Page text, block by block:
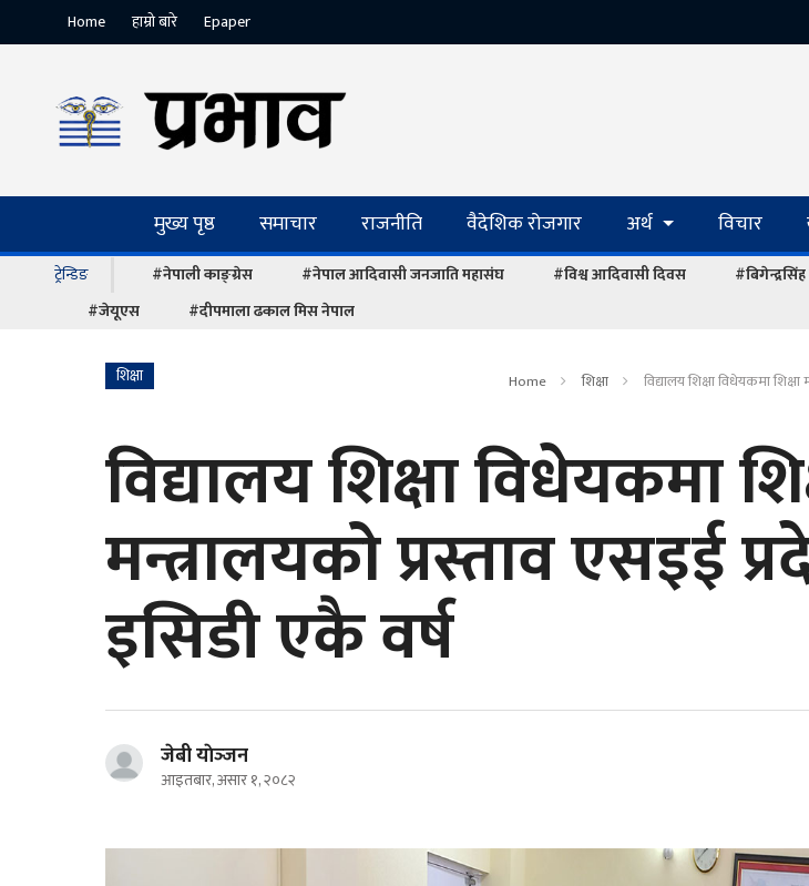
Home हाम्रो बारे Epaper
मुख्य पृष्ठ समाचार राजनीति वैदेशिक रोजगार अर्थ विचार
ट्रेन्डिङ #नेपाली काङ्ग्रेस #नेपाल आदिवासी जनजाति महासंघ #विश्व आदिवासी दिवस
#जेयूएस
#दीपमाला ढकाल मिस नेपाल
शिक्षा Home शिक्षा विद्यालय शिक्षा विधेयकमा
विद्यालय शिक्षा विधेयकमा
मन्त्रालयको प्रस्ताव एसइई
इसिडी एकै वर्ष
जेबी याेञ्‍जन
आइतबार, असार १, २०८२